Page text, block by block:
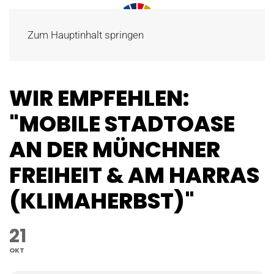
Zum Hauptinhalt springen
WIR EMPFEHLEN:
"MOBILE STADTOASE
AN DER MÜNCHNER
FREIHEIT & AM HARRAS
(KLIMAHERBST)"
21
OKT